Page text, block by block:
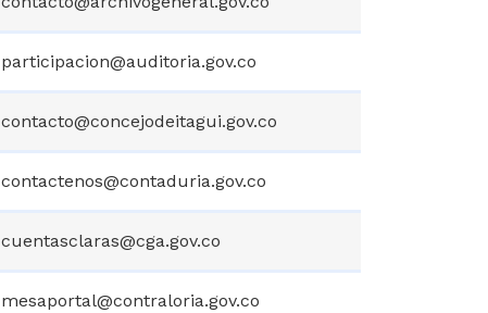
participacion@auditoria.gov.co
contacto@concejodeitagui.gov.co
contactenos@contaduria.gov.co
cuentasclaras@cga.gov.co
mesaportal@contraloria.gov.co